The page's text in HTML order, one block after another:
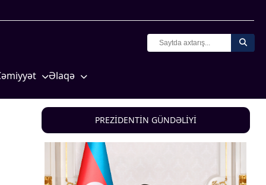
Məhkəmə və hüquq
Əlaqə
PREZİDENTİN GÜNDƏLİYİ